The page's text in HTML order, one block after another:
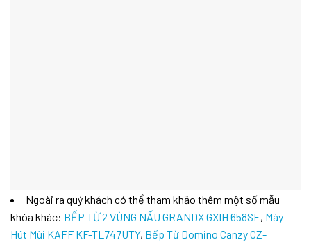
Ngoài ra quý khách có thể tham khảo thêm một số mẫu
khóa khác: BẾP TỪ 2 VÙNG NẤU GRANDX GXIH 658SE, Máy
Hút Mùi KAFF KF-TL747UTY, Bếp Từ Domino Canzy CZ-